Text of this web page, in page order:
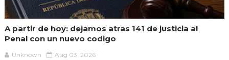
A partir de hoy: dejamos atras 141 de justicia al
Penal con un nuevo codigo
Unknown Aug 03, 2026